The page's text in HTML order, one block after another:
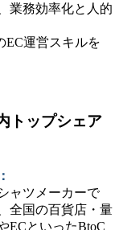
業務効率化と人的
EC運営スキルを
トップシェア
ャツメーカーで
全国の百貨店・量
ECといったBtoC